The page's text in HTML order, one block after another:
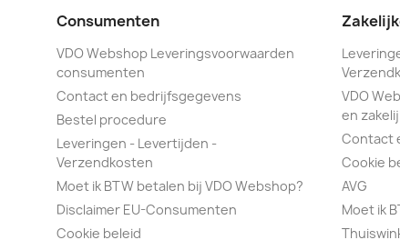
Consumenten
VDO Webshop Leveringsvoorwaarden
consumenten
Contact en bedrijfsgegevens
Bestel procedure
Leveringen - Levertijden -
Verzendkosten
Moet ik BTW betalen bij VDO Webshop?
Disclaimer EU-Consumenten
Cookie beleid
VDO
en
Contact
Cookie
AVG
Moet ik